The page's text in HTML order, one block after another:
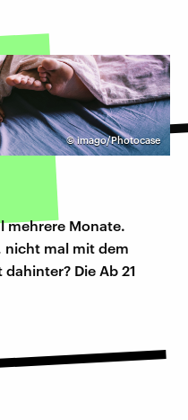
©imago/Photocase
mehrere Monate.
nicht mal mit dem
Die Ab 21